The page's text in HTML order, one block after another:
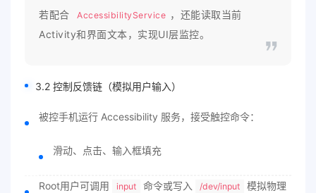
若配合 AccessibilityService ，还能读取当前
Activity和界面文本，实现UI层监控。
3.2 控制反馈链（模拟用户输入）
被控手机运行 Accessibility 服务，接受触控命令：
滑动、点击、输入框填充
Root用户可调用 input 命令或写入 /dev/input
模拟物理